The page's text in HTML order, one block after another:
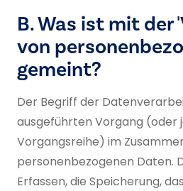
B. Was ist mit der
von
gemeint?
Der Begriff der
ausgeführten Vorgang (oder
Vorgangsreihe) im
personenbezogenen Daten.
Erfassen, die Speicherung,